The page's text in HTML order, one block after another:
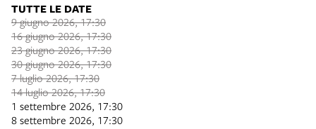
TUTTE LE DATE
9 giugno 2026, 17:30
16 giugno 2026, 17:30
23 giugno 2026, 17:30
30 giugno 2026, 17:30
7 luglio 2026, 17:30
14 luglio 2026, 17:30
1 settembre 2026, 17:30
8 settembre 2026, 17:30